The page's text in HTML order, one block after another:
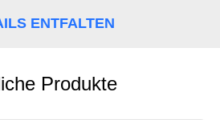
ENTFALTEN
Produkte